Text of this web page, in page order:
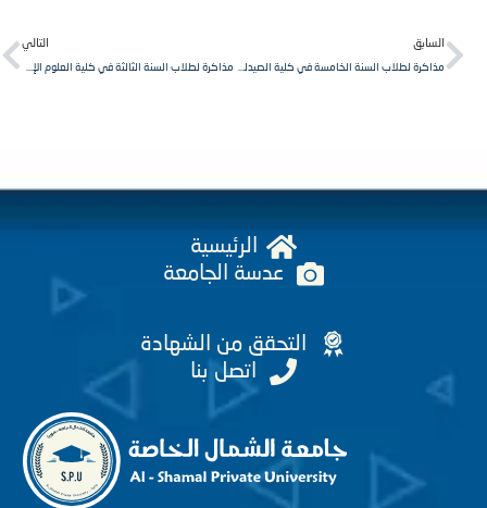
مذاكرة لطلاب السنة الخامسة في كلية الصيدلة، مقرر سموم شرعية وتطبيقية. مذاكرة لطلاب السنة الثالثة في كلية العلوم الإدارية مقرر محاسبة تكاليف٢
الرئيسية
عدسة الجامعة
التحقق من الشهادة
اتصل بنا